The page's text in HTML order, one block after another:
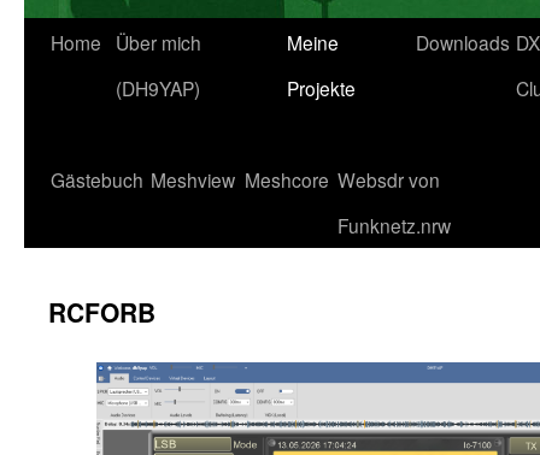
Home
Über mich
(DH9YAP)
Meine
Projekte
Downloads DX
Gästebuch Meshview Meshcore Websdr von
Funknetz.nrw
RCFORB